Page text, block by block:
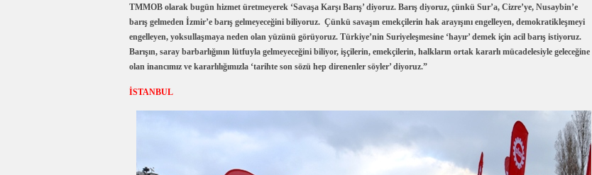
TMMOB olarak bugün hizmet üretmeyerek ‘Savaşa Karşı Barış’ diyoruz. Barış diyoruz, çünkü Sur’a, Cizre’ye, Nusaybin’e
barış gelmeden İzmir’e barış gelmeyeceğini biliyoruz. Çünkü savaşın emekçilerin hak arayışını engelleyen, demokratikleşmeyi
engelleyen, yoksullaşmaya neden olan yüzünü görüyoruz. Türkiye’nin Suriyeleşmesine ‘hayır’ demek için acil barış istiyoruz.
Barışın, saray barbarlığının lütfuyla gelmeyeceğini biliyor, işçilerin, emekçilerin, halkların ortak kararlı mücadelesiyle geleceğine
olan inancımız ve kararlılığımızla ‘tarihte son sözü hep direnenler söyler’ diyoruz.”
İSTANBUL